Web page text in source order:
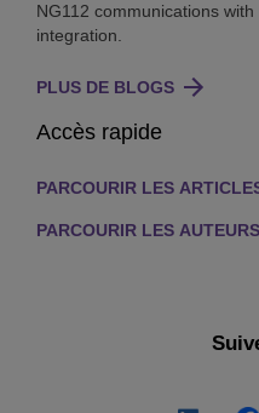
NG112 communications
integration.
PLUS DE BLOGS
Accès rapide
PARCOURIR LES
PARCOURIR LES